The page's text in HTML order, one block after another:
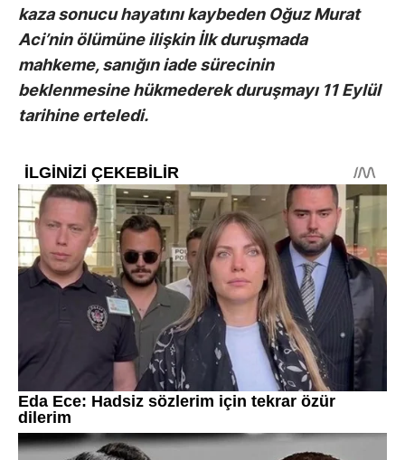
kaza sonucu hayatını kaybeden Oğuz Murat
Aci’nin ölümüne ilişkin İlk duruşmada
mahkeme, sanığın iade sürecinin
beklenmesine hükmederek duruşmayı 11 Eylül
tarihine erteledi.